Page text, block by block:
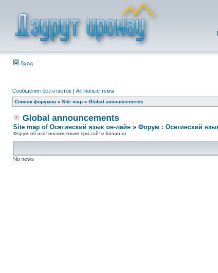
Вход
Сообщения без ответов | Активные темы
Список форумов » Site map » Global announcements
Global announcements
Site map of Осетинский язык он-лайн » Форум : Осетинский
Форум об осетинском языке при сайте Ironau.ru
No news